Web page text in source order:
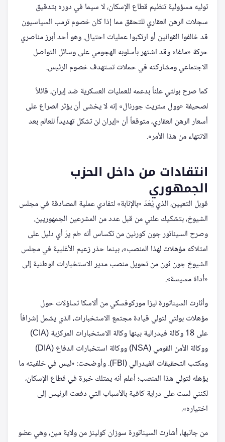
توليه مسؤولية تنظيم قطاع الإسكان، لا سيما في دوره بتدقيق
سجلات الرهن العقاري للتحقق مما إذا كان خصوم ترمب السياسيون
قد خالفوا القوانين أو ارتكبوا عمليات احتيال. وهو أحد أبرز مناصري
حركة «ماغا» وقد اشتهر بأسلوبه الهجومي على وسائل التواصل
الاجتماعي ومشاركته في حملات تستهدف خصوم الرئيس.
كما صرح بولتي علناً بدعمه للعمليات العسكرية ضد إيران، قائلاً
لصحيفة «وول ستريت جورنال» إنه لا يخشى أن يؤثر الصراع على
أسعار الرهن العقاري، متوقعاً أن «إيران لن تشكل تهديداً للعالم بعد
الانتهاء من هذا الأمر».
انتقادات من داخل الحزب
الجمهوري
قوبل التعيين، الذي يُعَدّ «بالإنابة» لتفادي عملية المصادقة في مجلس
الشيوخ، بتشكيك علني من قبل عدد من المشرعين الجمهوريين.
وصرح السيناتور جون كورنين من تكساس أنه «لم يرَ أي دليل على
امتلاكه مؤهلات لهذا المنصب»، بينما حذر زعيم الأغلبية في مجلس
الشيوخ جون ثون من تحويل منصب مدير الاستخبارات الوطنية إلى
«أداة مسيسة».
وأثارت السيناتورة ليزا موركوفسكي من ألاسكا تساؤلات حول
مؤهلات بولتي لتولي قيادة مجتمع الاستخبارات، الذي يشمل إشرافاً
على 18 وكالة فيدرالية بينها وكالة الاستخبارات المركزية (CIA)
ووكالة الأمن القومي (NSA) ووكالة استخبارات الدفاع (DIA)
ومكتب التحقيقات الفيدرالي (FBI). وأوضحت: «ليس في خلفيته ما
يؤهله لتولي هذا المنصب؛ أعلم أنه يمتلك خبرة في قطاع الإسكان،
لكنني لست على دراية كافية بالأسباب التي دفعت الرئيس إلى
اختياره».
من جانبها، أشارت السيناتورة سوزان كولينز من ولاية مين، وهي عضو